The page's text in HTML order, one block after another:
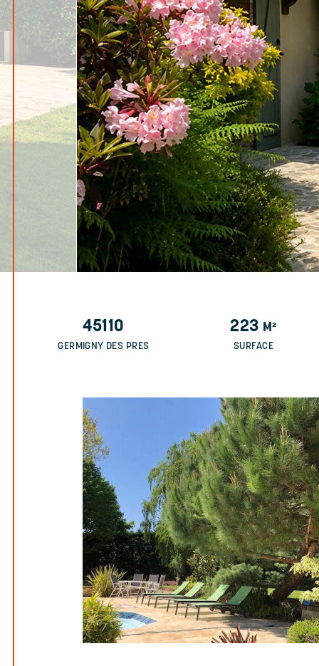
45110
GERMIGNY DES PRES
223 M²
SURFACE